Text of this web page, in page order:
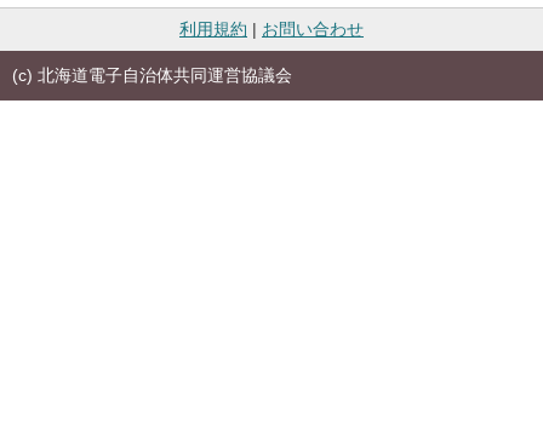
利用規約 | お問い合わせ
(c) 北海道電子自治体共同運営協議会